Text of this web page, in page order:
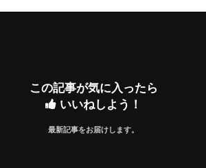
この記事が気に入ったら
いいねしよう！
最新記事をお届けします。